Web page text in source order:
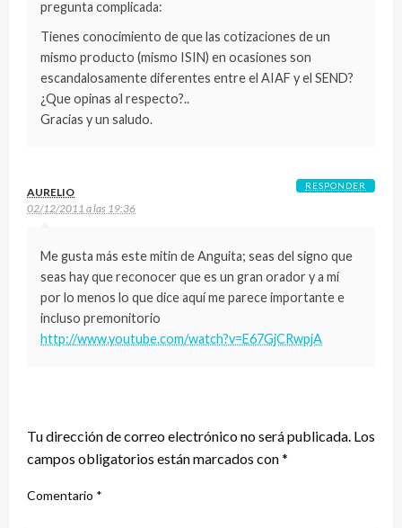
pregunta complicada:
Tienes conocimiento de que las cotizaciones de un
mismo producto (mismo ISIN) en ocasiones son
escandalosamente diferentes entre el AIAF y el SEND?
¿Que opinas al respecto?..
Gracias y un saludo.
AURELIO
02/12/2011 a las 19:36
Me gusta más este mitin de Anguita; seas del signo que
seas hay que reconocer que es un gran orador y a mí
por lo menos lo que dice aquí me parece importante e
incluso premonitorio
http://www.youtube.com/watch?v=E67GjCRwpjA
RESPONDER
Tu dirección de correo electrónico no será publicada. Los
campos obligatorios están marcados con*
Comentario *